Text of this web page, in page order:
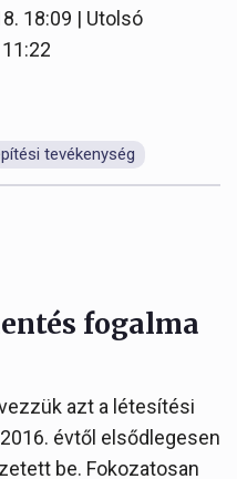
18:09 | Utolsó
tevékenység
fogalma
azt a létesítési
évtől elsődlegesen
be. Fokozatosan